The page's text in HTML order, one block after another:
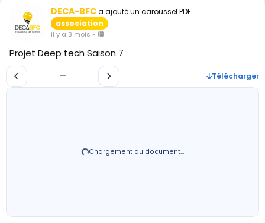
DECA-BFCa ajouté un caroussel PDF
association
il y a 3 mois -
Projet Deep tech Saison 7
— Télécharger
Chargement du document…